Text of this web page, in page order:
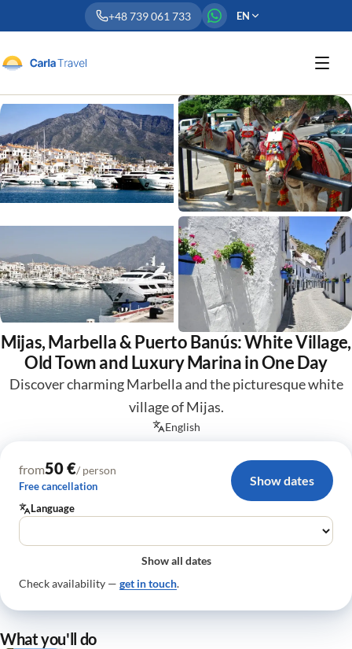
+48 739 061 733 EN
What you'll do
Mijas, Marbella & Puerto Banús: White Village,
Old Town and Luxury Marina in One Day
Discover charming Marbella and the picturesque white
village of Mijas.
English
from50 €/ person
Free cancellation Show dates
Language
Show all dates
Check availability — get in touch.